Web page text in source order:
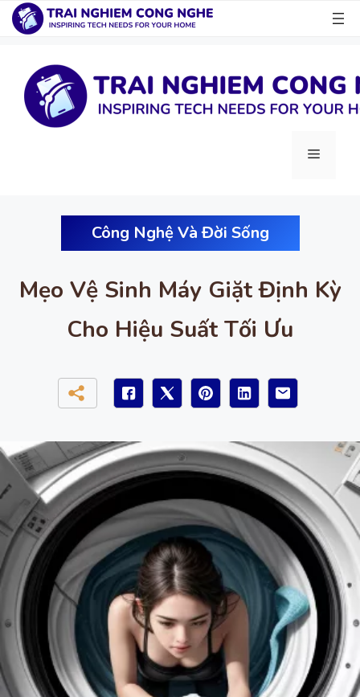
dung
Menu
Công Nghệ Và Đời Sống
Mẹo Vệ Sinh Máy Giặt Định Kỳ
Cho Hiệu Suất Tối Ưu